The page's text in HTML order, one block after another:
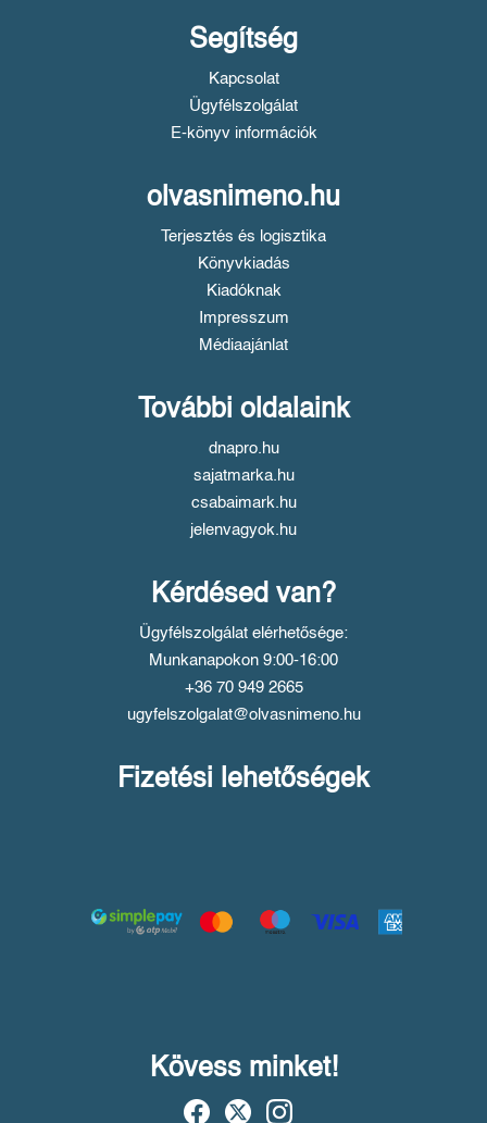
Segítség
Kapcsolat
Ügyfélszolgálat
E-könyv információk
olvasnimeno.hu
Terjesztés és logisztika
Könyvkiadás
Kiadóknak
Impresszum
Médiaajánlat
További oldalaink
dnapro.hu
sajatmarka.hu
csabaimark.hu
jelenvagyok.hu
Kérdésed van?
Ügyfélszolgálat elérhetősége:
Munkanapokon 9:00-16:00
+36 70 949 2665
ugyfelszolgalat@olvasnimeno.hu
Fizetési lehetőségek
Kövess minket!